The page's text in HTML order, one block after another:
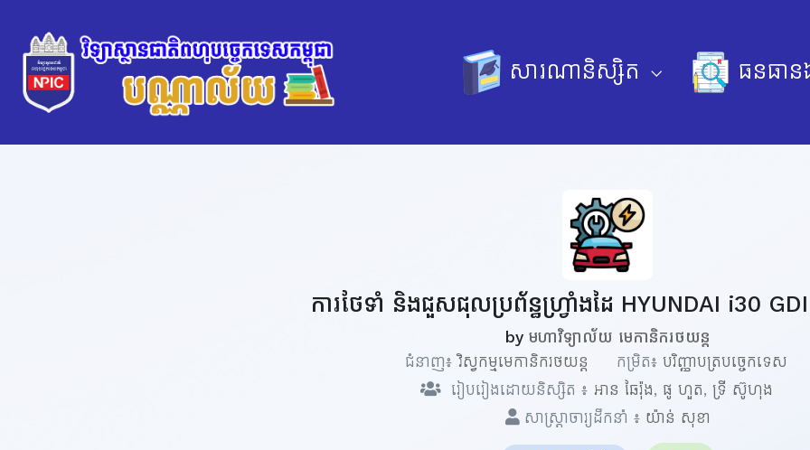
សារណានិស្សិត ធនធាន
ការថែទាំ និងជួសជុលប្រព័ន្ធហ្រ្វាំងដៃ HYUNDAI i30
by មហាវិទ្យាល័យ មេកានិករថយន្ត
ជំនាញ៖វិស្វកម្មមេកានិករថយន្ត កម្រិត៖ បរិញ្ញាបត្របច្ចេកទេស
រៀបរៀងដោយនិស្សិត ៖ អាន ឆៃរ៉ុង, ផូ ហួត, ទ្រី ស៊ូហុង
សាស្ត្រាចារ្យដឹកនាំ ៖ យ៉ាន់ សុខា